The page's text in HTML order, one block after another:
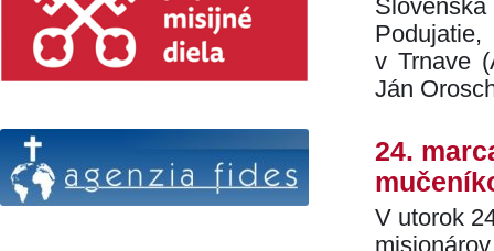
v Trnave
Ján
24.
V utorok